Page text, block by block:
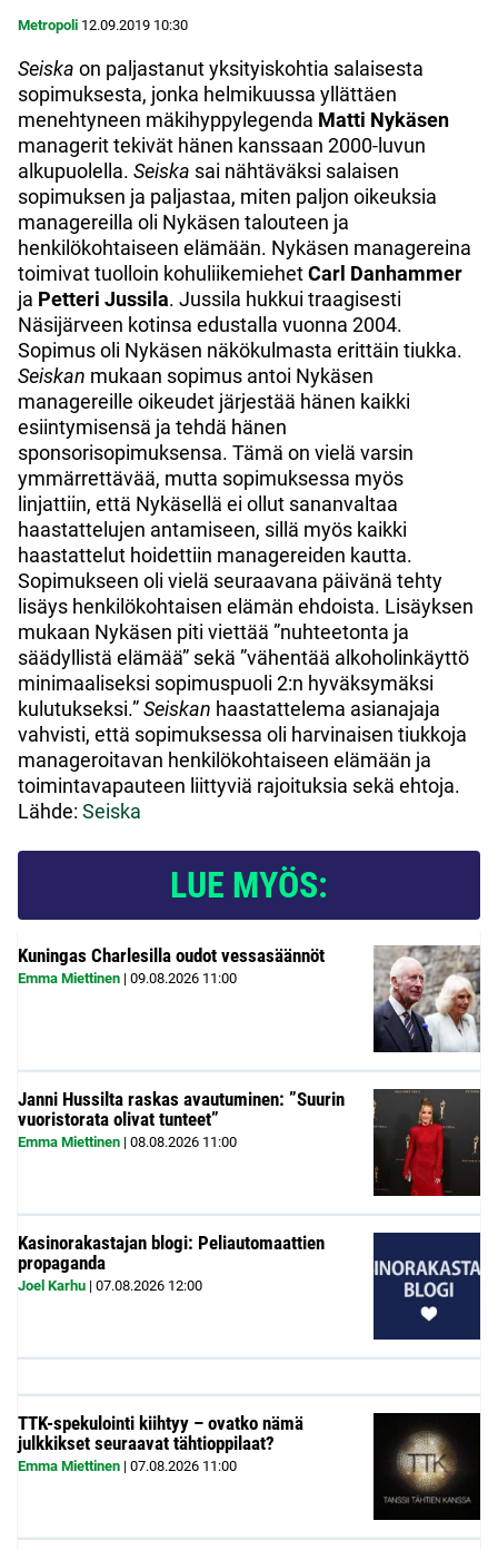
Metropoli 12.09.2019 10:30
Seiska on paljastanut yksityiskohtia salaisesta
sopimuksesta, jonka helmikuussa yllättäen
menehtyneen mäkihyppylegenda Matti Nykäsen
managerit tekivät hänen kanssaan 2000-luvun
alkupuolella. Seiska sai nähtäväksi salaisen
sopimuksen ja paljastaa, miten paljon oikeuksia
managereilla oli Nykäsen talouteen ja
henkilökohtaiseen elämään. Nykäsen managereina
toimivat tuolloin kohuliikemiehetCarl Danhammer
ja Petteri Jussila. Jussila hukkui traagisesti
Näsijärveen kotinsa edustalla vuonna 2004.
Sopimus oli Nykäsen näkökulmasta erittäin tiukka.
Seiskan mukaan sopimus antoi Nykäsen
managereille oikeudet järjestää hänen kaikki
esiintymisensä ja tehdä hänen
sponsorisopimuksensa. Tämä on vielä varsin
ymmärrettävää, mutta sopimuksessa myös
linjattiin, että Nykäsellä ei ollut sananvaltaa
haastattelujen antamiseen, sillä myös kaikki
haastattelut hoidettiin managereiden kautta.
Sopimukseen oli vielä seuraavana päivänä tehty
lisäys henkilökohtaisen elämän ehdoista. Lisäyksen
mukaan Nykäsen piti viettää ”nuhteetonta ja
säädyllistä elämää” sekä ”vähentää alkoholinkäyttö
minimaaliseksi sopimuspuoli 2:n hyväksymäksi
kulutukseksi.”Seiskan haastattelema asianajaja
vahvisti, että sopimuksessa oli harvinaisen tiukkoja
manageroitavan henkilökohtaiseen elämään ja
toimintavapauteen liittyviä rajoituksia sekä ehtoja.
Lähde: Seiska
LUE MYÖS:
Kuningas Charlesilla oudot vessasäännöt
Emma Miettinen | 09.08.2026 11:00
Janni Hussilta raskas avautuminen: ”Suurin
vuoristorata olivat tunteet”
Emma Miettinen | 08.08.2026 11:00
Kasinorakastajan blogi: Peliautomaattien
propaganda
Joel Karhu | 07.08.2026 12:00
TTK-spekulointi kiihtyy – ovatko nämä
julkkikset seuraavat tähtioppilaat?
Emma Miettinen | 07.08.2026 11:00